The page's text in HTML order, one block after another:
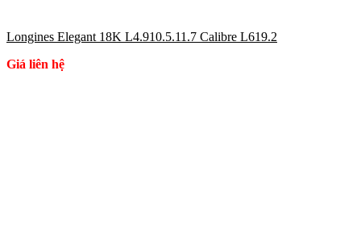
Longines Elegant 18K L4.910.5.11.7 Calibre L619.2
Giá liên hệ